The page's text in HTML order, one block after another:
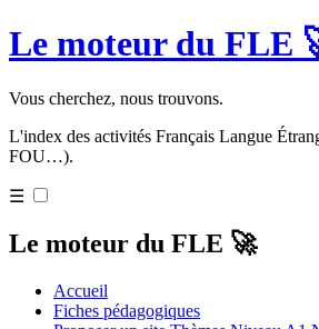
Le moteur du FLE
Vous cherchez, nous trouvons.
L'index des activités Français Langue
FOU…).
☰
Le moteur du FLE 🚀
Accueil
Fiches pédagogiques